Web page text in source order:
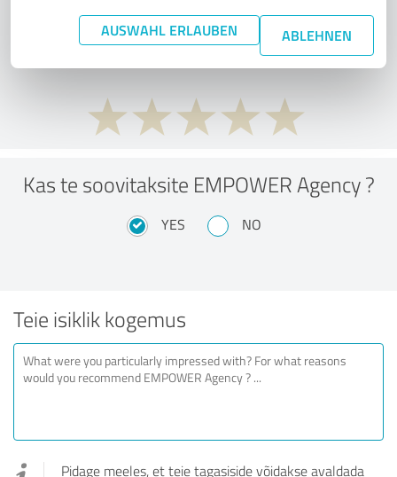
AUSWAHL ERLAUBEN ABLEHNEN
What do you think of the price to
performance ratio?
Kas te soovitaksite EMPOWER Agency ?
YES NO
Teie isiklik kogemus
Pidage meeles, et teie tagasiside võidakse avaldada